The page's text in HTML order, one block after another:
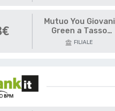
Mutuo You Giovani
Green a Tasso
Variabile
FILIALE